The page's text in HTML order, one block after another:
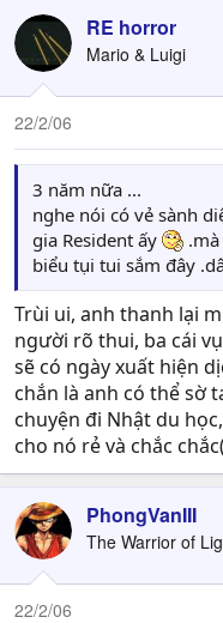
RE horror
Mario & Luigi
22/2/06
3 năm nữa ...
nghe nói có vẻ sành
gia Resident ấy
biểu tụi tui sắm đây
Trùi ui, anh thanh lại
người rõ thui, ba cái
sẽ có ngày xuất hiện
chắn là anh có thể sờ
chuyện đi Nhật du
cho nó rẻ và chắc
PhongVanIII
The Warrior of
22/2/06